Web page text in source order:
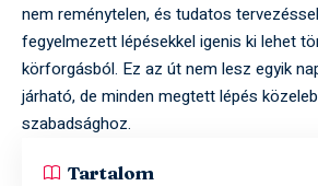
nem reménytelen, és tudatos
fegyelmezett lépésekkel igenis ki lehet
körforgásból. Ez az út nem lesz egyik
járható, de minden megtett lépés
szabadsághoz.
Tartalom